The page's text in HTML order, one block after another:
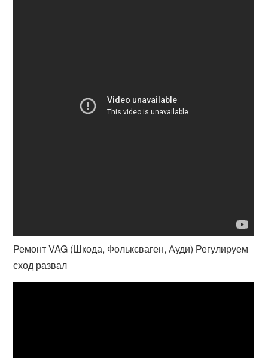
Ремонт VAG (Шкода, Фольксваген, Ауди) Регулируем
сход развал